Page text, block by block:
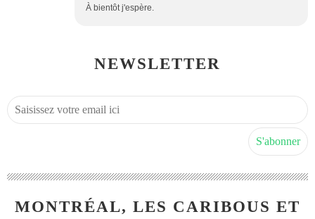
À bientôt j'espère.
NEWSLETTER
MONTRÉAL, LES CARIBOUS ET